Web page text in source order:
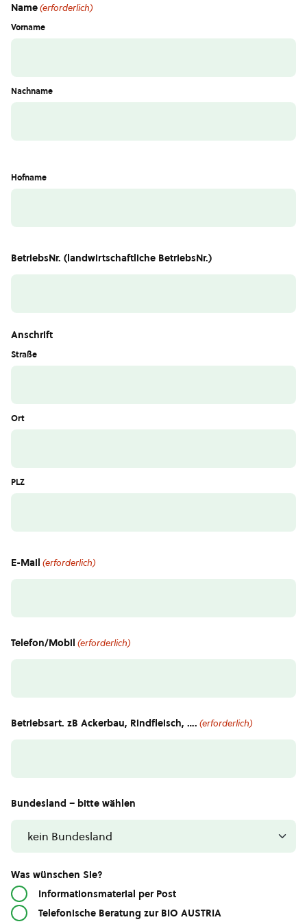
Name(erforderlich)
Vorname
Nachname
Hofname
BetriebsNr. (landwirtschaftliche BetriebsNr.)
Anschrift
Straße
Ort
PLZ
E-Mail (erforderlich)
Telefon/Mobil (erforderlich)
Betriebsart. zB Ackerbau, Rindfleisch, …. (erforderlich)
Bundesland – bitte wählen
Was wünschen Sie?
Informationsmaterial per Post
Telefonische Beratung zur BIO AUSTRIA